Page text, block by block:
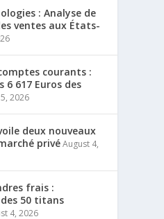
: Analyse de
ventes aux États-
courants :
6 617 Euros des
2026
deux nouveaux
privéAugust 4,
frais :
50 titans
4, 2026